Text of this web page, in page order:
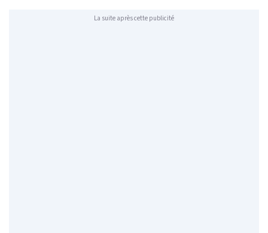
La suite après cette publicité